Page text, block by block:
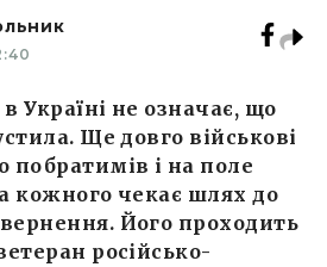
Україні не означає, що
Ще довго військові
побратимів і на поле
кожного чекає шлях до
Його проходить
російсько-